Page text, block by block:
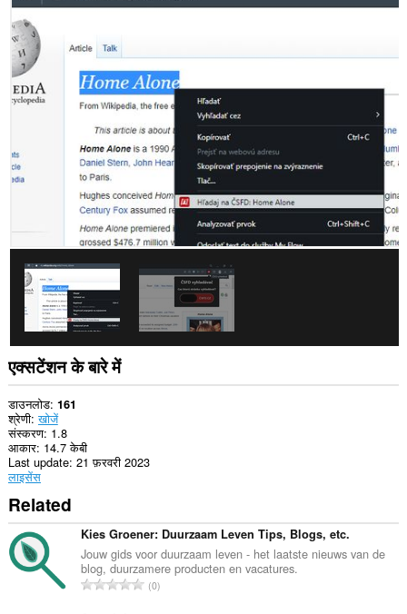
और
ब्राउज़िंग
गतिविधि
तक
पहुँच
प्राप्त
कर
एक्सटेंशन के बारे में
डाउनलोड 161
श्रेणी खोजें
संस्करण 1.8
आकार 14.7 केबी
Last update 21 फ़रवरी 2023
लाइसेंस
Related
Kies Groener: Duurzaam Leven Tips, Blogs, etc.
Jouw gids voor duurzaam leven - het laatste nieuws van de
blog, duurzamere producten en vacatures.
रे0